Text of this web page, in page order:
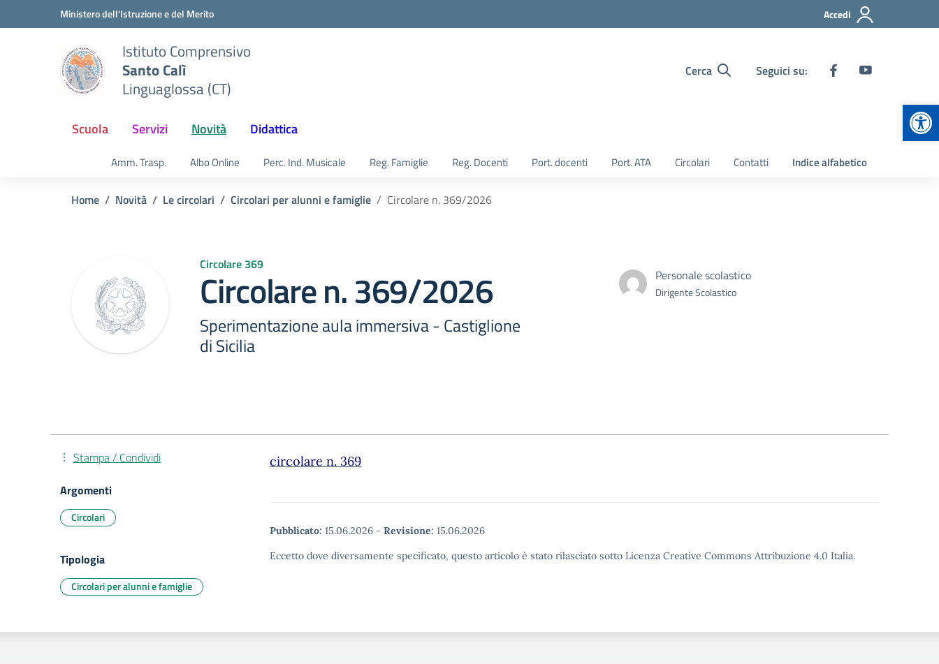
Vai ai contenuti
Vai al menu di navigazioneMinistero dell'Istruzione e del Merito Accedi
Istituto Comprensivo
Santo Calì
Linguaglossa (CT)
Cerca Seguici su:
Scuola Servizi Novità Didattica
Amm. Trasp. Albo Online Perc. Ind. Musicale Reg. Famiglie Reg. Docenti Port. docenti Port. ATA Circolari Contatti Indice alfabetico
Home Novità Le circolari Circolari per alunni e famiglie Circolare n. 369/2026
Circolare 369
Circolare n. 369/2026
Sperimentazione aula immersiva - Castiglione
di Sicilia
Personale scolastico
Dirigente Scolastico
circolare n. 369
Pubblicato: 15.06.2026 - Revisione: 15.06.2026
Eccetto dove diversamente specificato, questo articolo è stato rilasciato sotto Licenza Creative Commons Attribuzione 4.0 Italia.
Stampa / Condividi
Argomenti
Circolari
Tipologia
Circolari per alunni e famiglie